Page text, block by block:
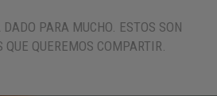
PARA MUCHO. ESTOS SON
QUE QUEREMOS COMPARTIR.